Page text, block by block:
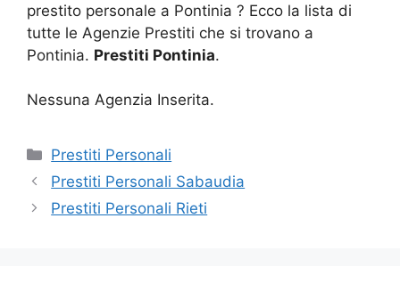
prestito personale a Pontinia ? Ecco la lista di
tutte le Agenzie Prestiti che si trovano a
Pontinia. Prestiti Pontinia.
Nessuna Agenzia Inserita.
Categorie
Prestiti Personali
Prestiti Personali Sabaudia
Prestiti Personali Rieti